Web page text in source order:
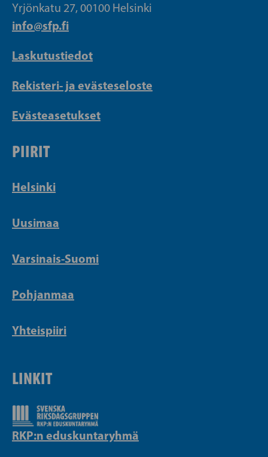
Yrjönkatu 27, 00100 Helsinki
info@sfp.fi
Laskutustiedot
Rekisteri- ja evästeseloste
Evästeasetukset
PIIRIT
Helsinki
Uusimaa
Varsinais-Suomi
Pohjanmaa
Yhteispiiri
LINKIT
RKP:n eduskuntaryhmä